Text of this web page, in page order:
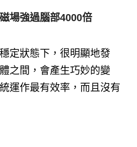
場強過腦部4000倍
定狀態下，很明顯地發
之間，會產生巧妙的變
運作最有效率，而且沒有